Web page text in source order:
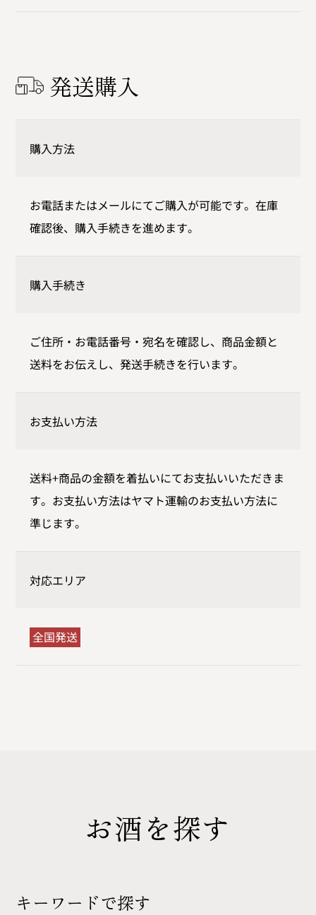
発送購入
購入方法
お電話またはメールにてご購入が可能です。在庫
確認後、購入手続きを進めます。
購入手続き
ご住所・お電話番号・宛名を確認し、商品金額と
送料をお伝えし、発送手続きを行います。
お支払い方法
送料+商品の金額を着払いにてお支払いいただきま
す。お支払い方法はヤマト運輸のお支払い方法に
準じます。
対応エリア
全国発送
お酒を探す
キーワードで探す